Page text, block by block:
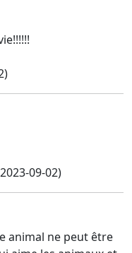
09-02)
animal ne peut être